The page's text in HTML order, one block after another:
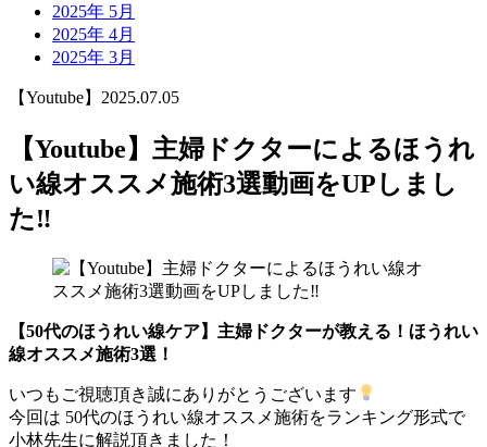
2025年 5月
2025年 4月
2025年 3月
【Youtube】 2025.07.05
【Youtube】主婦ドクターによるほうれ
い線オススメ施術3選動画をUPしまし
た‼︎
【50代のほうれい線ケア】主婦ドクターが教える！ほうれい
線オススメ施術3選！
いつもご視聴頂き誠にありがとうございます
今回は 50代のほうれい線オススメ施術をランキング形式で
小林先生に解説頂きました！